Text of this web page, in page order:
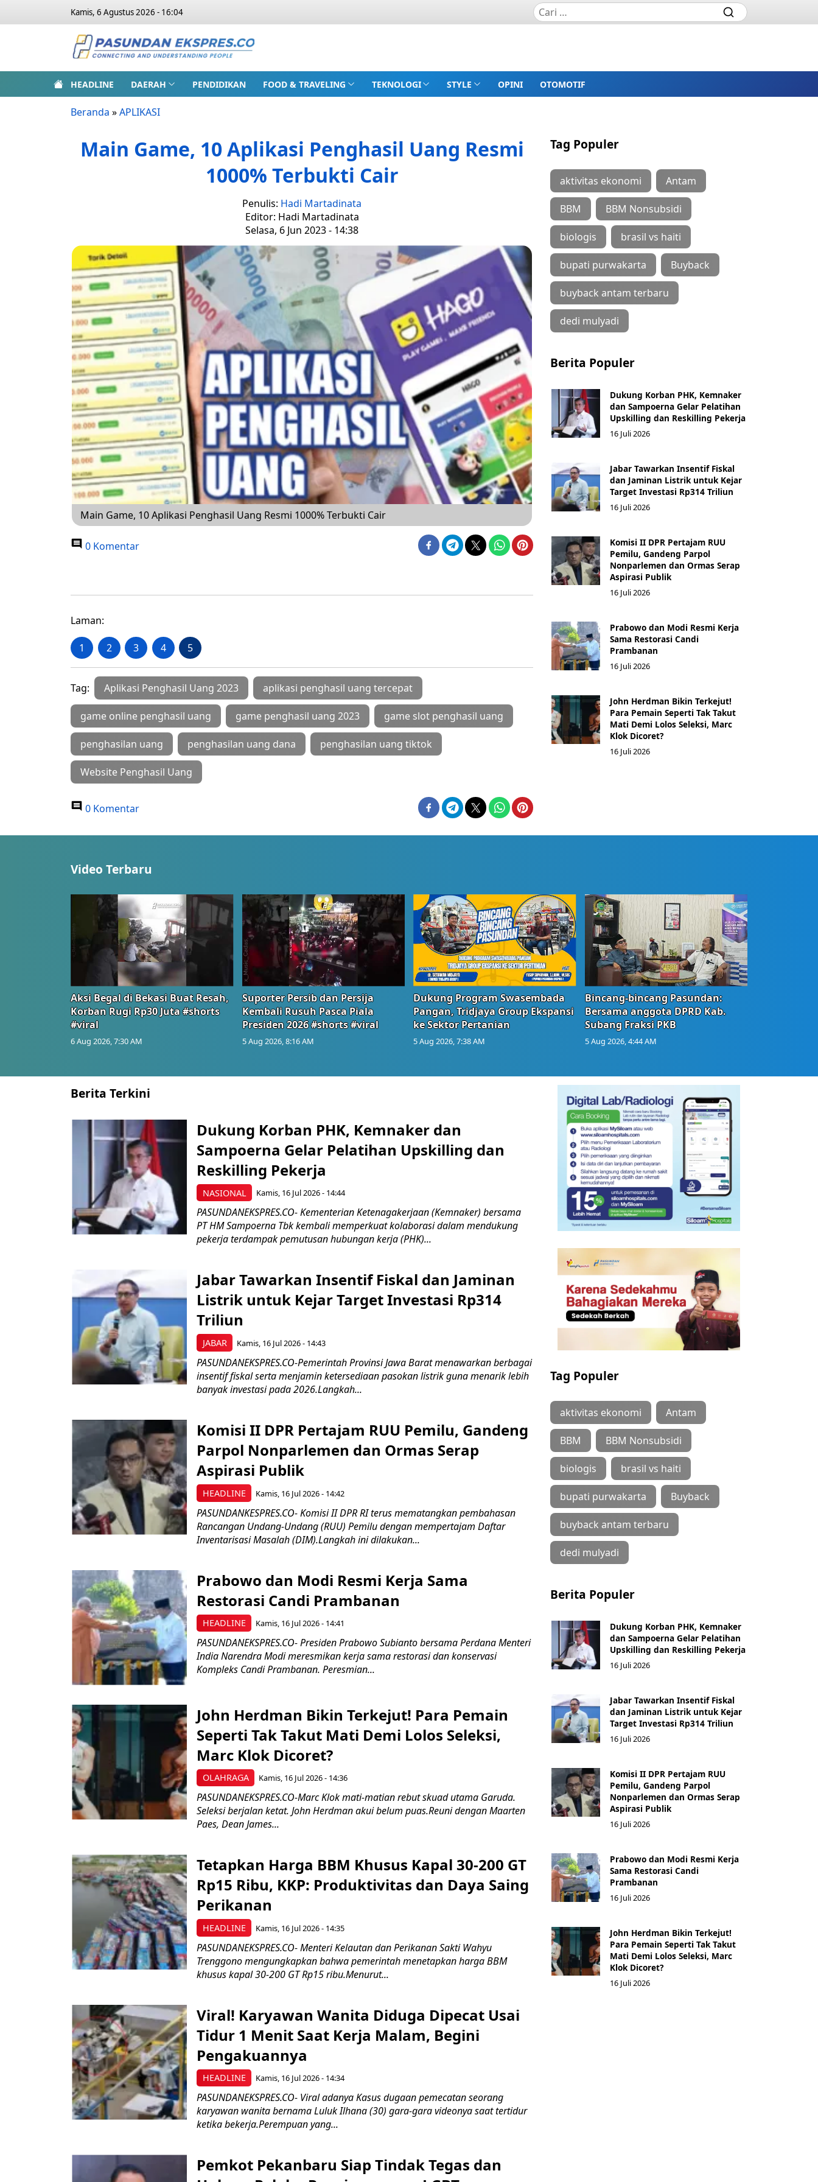
Kamis, 6 Agustus 2026 - 16:04
HEADLINE DAERAH PENDIDIKAN FOOD & TRAVELING TEKNOLOGI STYLE OPINI OTOMOTIF
Beranda »APLIKASI
Main Game, 10 Aplikasi Penghasil Uang Resmi
1000% Terbukti Cair
Penulis: Hadi Martadinata
Editor: Hadi Martadinata
Selasa, 6 Jun 2023 - 14:38
Main Game, 10 Aplikasi Penghasil Uang Resmi 1000% Terbukti Cair
0 Komentar
Laman:
1 2 3 4 5
Tag: Aplikasi Penghasil Uang 2023 aplikasi penghasil uang tercepat
game online penghasil uang game penghasil uang 2023 game slot penghasil uang
penghasilan uang penghasilan uang dana penghasilan uang tiktok
Website Penghasil Uang
0 Komentar
Tag Populer
aktivitas ekonomi Antam
BBM BBM Nonsubsidi
biologis brasil vs haiti
bupati purwakarta Buyback
buyback antam terbaru
dedi mulyadi
Berita Populer
Dukung Korban PHK, Kemnaker
dan Sampoerna Gelar Pelatihan
Upskilling dan Reskilling Pekerja
16 Juli 2026
Jabar Tawarkan Insentif Fiskal
dan Jaminan Listrik untuk Kejar
Target Investasi Rp314 Triliun
16 Juli 2026
Komisi II DPR Pertajam RUU
Pemilu, Gandeng Parpol
Nonparlemen dan Ormas Serap
Aspirasi Publik
16 Juli 2026
Prabowo dan Modi Resmi Kerja
Sama Restorasi Candi
Prambanan
16 Juli 2026
John Herdman Bikin Terkejut!
Para Pemain Seperti Tak Takut
Mati Demi Lolos Seleksi, Marc
Klok Dicoret?
16 Juli 2026
Video Terbaru
Aksi Begal di Bekasi Buat Resah,
Korban Rugi Rp30 Juta #shorts
#viral
6 Aug 2026, 7:30 AM
Suporter Persib dan Persija
Kembali Rusuh Pasca Piala
Presiden 2026 #shorts #viral
5 Aug 2026, 8:16 AM
Dukung Program Swasembada
Pangan, Tridjaya Group Ekspansi
ke Sektor Pertanian
5 Aug 2026, 7:38 AM
Bincang-bincang Pasundan:
Bersama anggota DPRD Kab.
Subang Fraksi PKB
5 Aug 2026, 4:44 AM
Berita Terkini
NASIONAL
Dukung Korban PHK, Kemnaker dan
Sampoerna Gelar Pelatihan Upskilling dan
Reskilling Pekerja
Kamis, 16 Jul 2026 - 14:44
PASUNDANEKSPRES.CO- Kementerian Ketenagakerjaan (Kemnaker) bersama
PT HM Sampoerna Tbk kembali memperkuat kolaborasi dalam mendukung
pekerja terdampak pemutusan hubungan kerja (PHK)...
JABAR
Jabar Tawarkan Insentif Fiskal dan Jaminan
Listrik untuk Kejar Target Investasi Rp314
Triliun
Kamis, 16 Jul 2026 - 14:43
PASUNDANEKSPRES.CO-Pemerintah Provinsi Jawa Barat menawarkan berbagai
insentif fiskal serta menjamin ketersediaan pasokan listrik guna menarik lebih
banyak investasi pada 2026.Langkah...
HEADLINE
Komisi II DPR Pertajam RUU Pemilu, Gandeng
Parpol Nonparlemen dan Ormas Serap
Aspirasi Publik
Kamis, 16 Jul 2026 - 14:42
PASUNDANKESPRES.CO- Komisi II DPR RI terus mematangkan pembahasan
Rancangan Undang-Undang (RUU) Pemilu dengan mempertajam Daftar
Inventarisasi Masalah (DIM).Langkah ini dilakukan...
HEADLINE
Prabowo dan Modi Resmi Kerja Sama
Restorasi Candi Prambanan
Kamis, 16 Jul 2026 - 14:41
PASUNDANEKSPRES.CO- Presiden Prabowo Subianto bersama Perdana Menteri
India Narendra Modi meresmikan kerja sama restorasi dan konservasi
Kompleks Candi Prambanan. Peresmian...
OLAHRAGA
John Herdman Bikin Terkejut! Para Pemain
Seperti Tak Takut Mati Demi Lolos Seleksi,
Marc Klok Dicoret?
Kamis, 16 Jul 2026 - 14:36
PASUNDANEKSPRES.CO-Marc Klok mati-matian rebut skuad utama Garuda.
Seleksi berjalan ketat. John Herdman akui belum puas.Reuni dengan Maarten
Paes, Dean James...
HEADLINE
Tetapkan Harga BBM Khusus Kapal 30-200 GT
Rp15 Ribu, KKP: Produktivitas dan Daya Saing
Perikanan
Kamis, 16 Jul 2026 - 14:35
PASUNDANEKSPRES.CO- Menteri Kelautan dan Perikanan Sakti Wahyu
Trenggono mengungkapkan bahwa pemerintah menetapkan harga BBM
khusus kapal 30-200 GT Rp15 ribu.Menurut...
HEADLINE
Viral! Karyawan Wanita Diduga Dipecat Usai
Tidur 1 Menit Saat Kerja Malam, Begini
Pengakuannya
Kamis, 16 Jul 2026 - 14:34
PASUNDANEKSPRES.CO- Viral adanya Kasus dugaan pemecatan seorang
karyawan wanita bernama Luluk Ilhana (30) gara-gara videonya saat tertidur
ketika bekerja.Perempuan yang...
Pemkot Pekanbaru Siap Tindak Tegas dan
Tag Populer
aktivitas ekonomi Antam
BBM BBM Nonsubsidi
biologis brasil vs haiti
bupati purwakarta Buyback
buyback antam terbaru
dedi mulyadi
Berita Populer
Dukung Korban PHK, Kemnaker
dan Sampoerna Gelar Pelatihan
Upskilling dan Reskilling Pekerja
16 Juli 2026
Jabar Tawarkan Insentif Fiskal
dan Jaminan Listrik untuk Kejar
Target Investasi Rp314 Triliun
16 Juli 2026
Komisi II DPR Pertajam RUU
Pemilu, Gandeng Parpol
Nonparlemen dan Ormas Serap
Aspirasi Publik
16 Juli 2026
Prabowo dan Modi Resmi Kerja
Sama Restorasi Candi
Prambanan
16 Juli 2026
John Herdman Bikin Terkejut!
Para Pemain Seperti Tak Takut
Mati Demi Lolos Seleksi, Marc
Klok Dicoret?
16 Juli 2026